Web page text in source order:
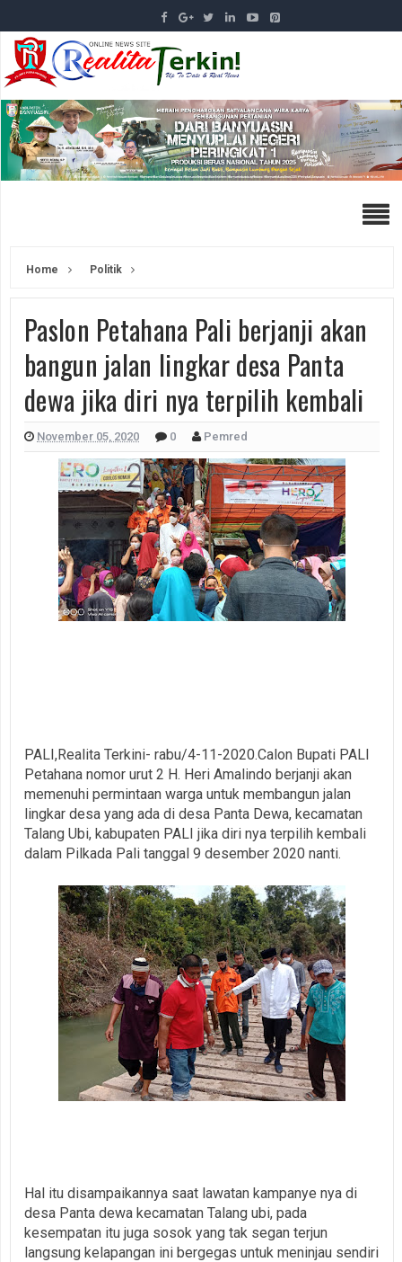
Home Politik
Paslon Petahana Pali berjanji akan
bangun jalan lingkar desa Panta
dewa jika diri nya terpilih kembali
November 05, 2020 0 Pemred
PALI,Realita Terkini- rabu/4-11-2020.Calon Bupati PALI
Petahana nomor urut 2 H. Heri Amalindo berjanji akan
memenuhi permintaan warga untuk membangun jalan
lingkar desa yang ada di desa Panta Dewa, kecamatan
Talang Ubi, kabupaten PALI jika diri nya terpilih kembali
dalam Pilkada Pali tanggal 9 desember 2020 nanti.
Hal itu disampaikannya saat lawatan kampanye nya di
desa Panta dewa kecamatan Talang ubi, pada
kesempatan itu juga sosok yang tak segan terjun
langsung kelapangan ini bergegas untuk meninjau sendiri